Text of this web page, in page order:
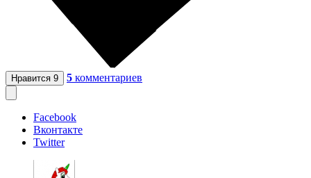
Нравится 9 5 комментариев
Facebook
Вконтакте
Twitter